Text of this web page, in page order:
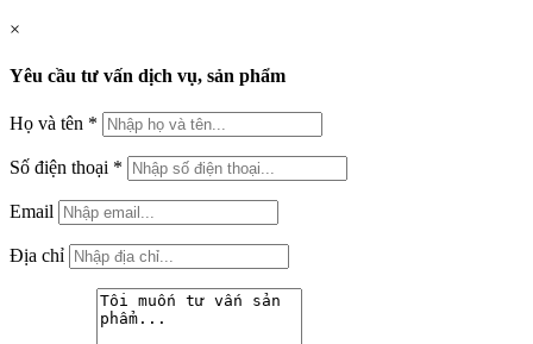
×
Yêu cầu tư vấn dịch vụ, sản phẩm
Họ và tên *
Số điện thoại *
Email
Địa chỉ